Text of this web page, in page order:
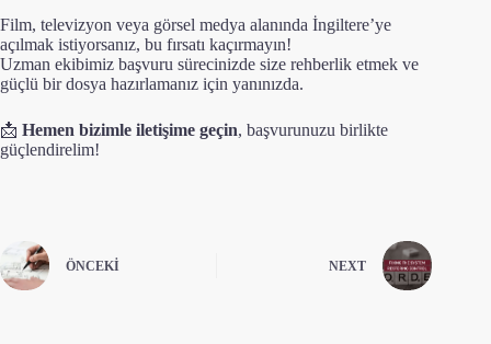
Film, televizyon veya görsel medya alanında İngiltere’ye
açılmak istiyorsanız, bu fırsatı kaçırmayın!
Uzman ekibimiz başvuru sürecinizde size rehberlik etmek ve
güçlü bir dosya hazırlamanız için yanınızda.
📩 Hemen bizimle iletişime geçin, başvurunuzu birlikte
güçlendirelim!
ÖNCEKI NEXT